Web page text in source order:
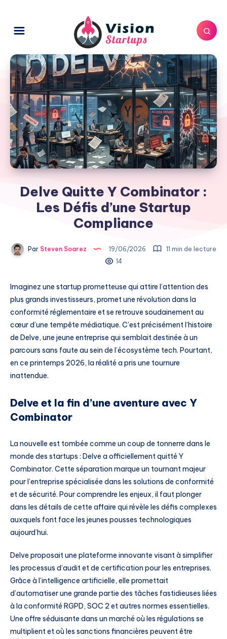
Delve Quitte Y Combinator :
Les Défis d’une Startup
Compliance
ParSteven Soarez 19/06/2026
11 min de lecture
14
Imaginez une startup prometteuse qui attire l’attention des
plus grands investisseurs, promet une révolution dans la
conformité réglementaire et se retrouve soudainement au
cœur d’une tempête médiatique. C’est précisément l’histoire
de Delve, une jeune entreprise qui semblait destinée à un
parcours sans faute au sein de l’écosystème tech. Pourtant,
en ce printemps 2026, la réalité a pris une tournure
inattendue.
Delve et la fin d’une aventure avec Y
Combinator
La nouvelle est tombée comme un coup de tonnerre dans le
monde des startups : Delve a officiellement quitté Y
Combinator. Cette séparation marque un tournant majeur
pour l’entreprise spécialisée dans les solutions de conformité
et de sécurité. Pour comprendre les enjeux, il faut plonger
dans les détails de cette affaire qui révèle les défis complexes
auxquels font face les jeunes pousses technologiques
aujourd’hui.
Delve proposait une plateforme innovante visant à simplifier
les processus d’audit et de certification pour les entreprises.
Grâce à l’intelligence artificielle, elle promettait
d’automatiser une grande partie des tâches fastidieuses liées
à la conformité RGPD, SOC 2 et autres normes essentielles.
Une offre séduisante dans un marché où les régulations se
multiplient et où les sanctions financières peuvent être